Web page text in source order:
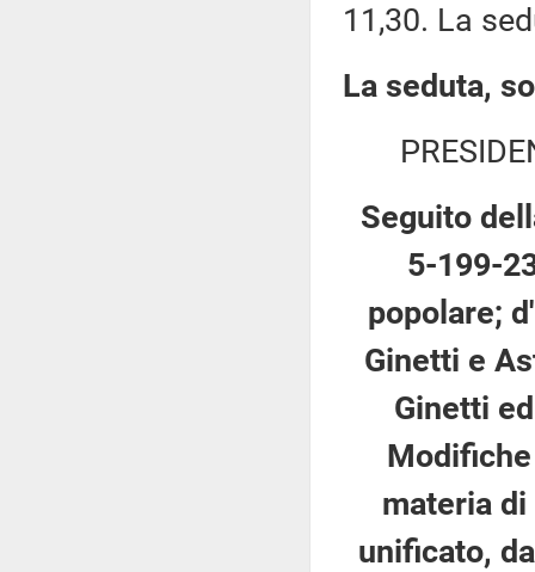
11,30. La
La seduta,
Seguito
5-199-
popolare;
Ginetti e
Ginetti
materia
unificato,